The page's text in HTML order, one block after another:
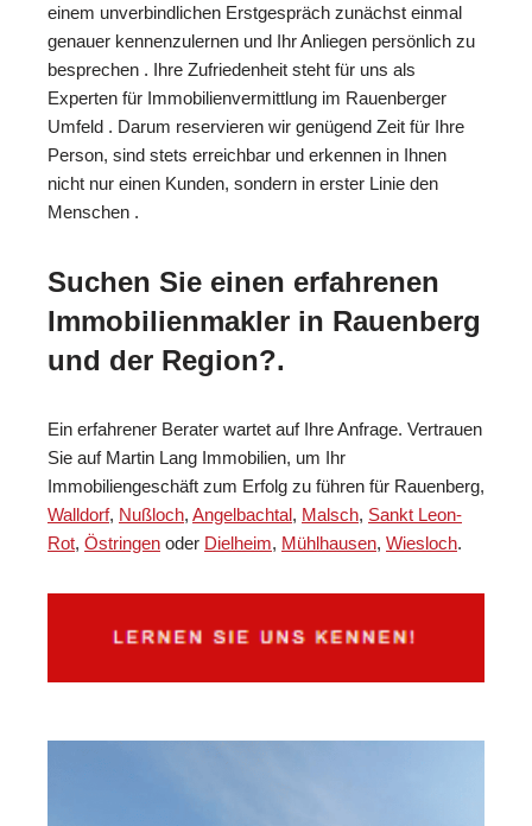
einem unverbindlichen Erstgespräch zunächst einmal
genauer kennenzulernen und Ihr Anliegen persönlich zu
besprechen . Ihre Zufriedenheit steht für uns als
Experten für Immobilienvermittlung im Rauenberger
Umfeld . Darum reservieren wir genügend Zeit für Ihre
Person, sind stets erreichbar und erkennen in Ihnen
nicht nur einen Kunden, sondern in erster Linie den
Menschen .
Suchen Sie einen erfahrenen
Immobilienmakler in Rauenberg
und der Region?.
Ein erfahrener Berater wartet auf Ihre Anfrage. Vertrauen
Sie auf Martin Lang Immobilien, um Ihr
Immobiliengeschäft zum Erfolg zu führen für Rauenberg,
Walldorf, Nußloch, Angelbachtal, Malsch, Sankt Leon-
Rot, Östringen oder Dielheim, Mühlhausen, Wiesloch.